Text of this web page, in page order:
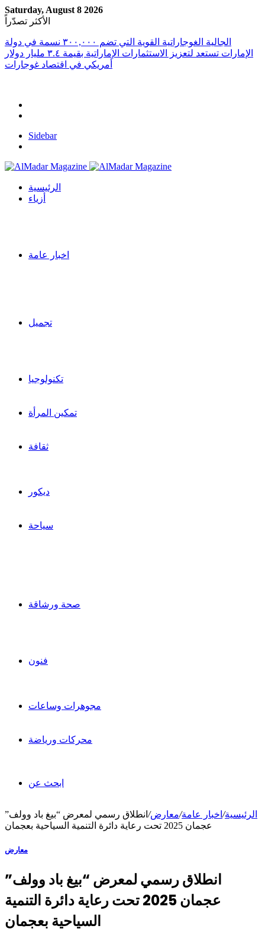
Saturday, August 8 2026
الأكثر تصدّراً
الجالية الغوجاراتية القوية التي تضم ٣٠٠,٠٠٠ نسمة في دولة
الإمارات تستعد لتعزيز الاستثمارات الإماراتية بقيمة ٣.٤ مليار دولار
أمريكي في اقتصاد غوجارات
Sidebar
الرئيسية
أزياء
اخبار عامة
تجميل
تكنولوجيا
تمكين المرأة
ثقافة
ديكور
سياحة
صحة ورشاقة
فنون
مجوهرات وساعات
محركات ورياضة
ابحث عن
الرئيسية/ اخبار عامة/معارض/ انطلاق رسمي لمعرض “بيغ باد وولف”
عجمان 2025 تحت رعاية دائرة التنمية السياحية بعجمان
معارض
انطلاق رسمي لمعرض “بيغ باد وولف”
عجمان 2025 تحت رعاية دائرة التنمية
السياحية بعجمان